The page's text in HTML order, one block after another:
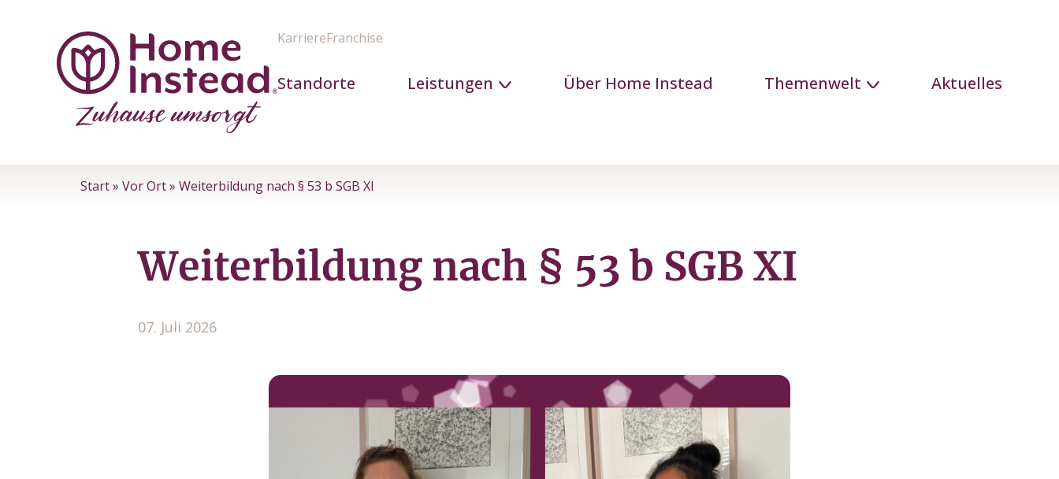
KarriereFranchise
Standorte Leistungen Über Home Instead Themenwelt Aktuelles
Start» Vor Ort» Weiterbildung nach § 53 b SGB XI
Weiterbildung nach § 53 b SGB XI
07. Juli 2026